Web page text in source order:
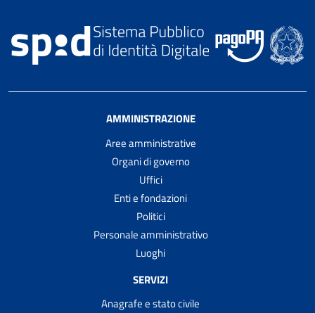
AMMINISTRAZIONE
Aree amministrative
Organi di governo
Uffici
Enti e fondazioni
Politici
Personale amministrativo
Luoghi
SERVIZI
Anagrafe e stato civile